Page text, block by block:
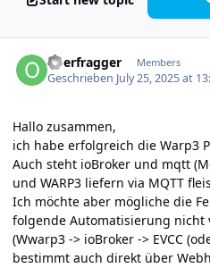
oberfragger Members
Geschrieben July 25, 2025 at
Hallo zusammen,
ich habe erfolgreich die Warp3
Auch steht ioBroker und mqtt
und WARP3 liefern via MQTT
Ich möchte aber mögliche die
folgende Automatisierung nicht
(Wwarp3 -> ioBroker -> EVCC
bestimmt auch direkt über